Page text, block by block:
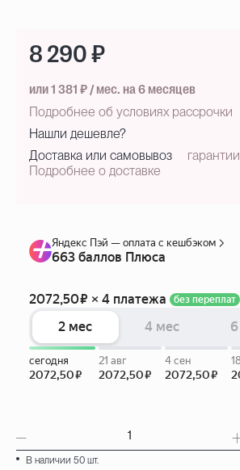
В наличии 50 шт.
8 290 ₽
или 1 381 ₽ / мес. на 6 месяцев
Подробнее об условиях рассрочки
Нашли дешевле?
Доставка или самовывоз
Подробнее о доставке
гарантии